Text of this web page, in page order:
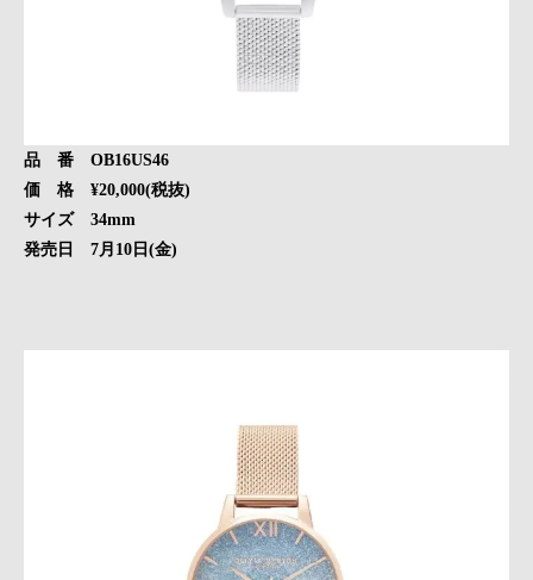
品 番 OB16US46
価 格 ¥20,000(税抜)
サイズ 34mm
発売日 7月10日(金)